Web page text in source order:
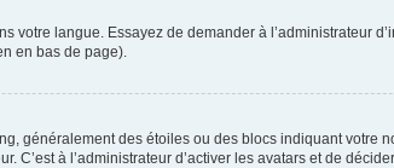
langue. Essayez de demander à l’administrateur
en bas de page).
généralement des étoiles ou des blocs indiquant votre
à l’administrateur d’activer les avatars et de